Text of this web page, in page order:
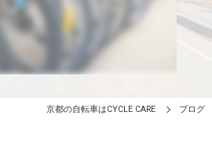
京都の自転車はCYCLE CARE ブログ